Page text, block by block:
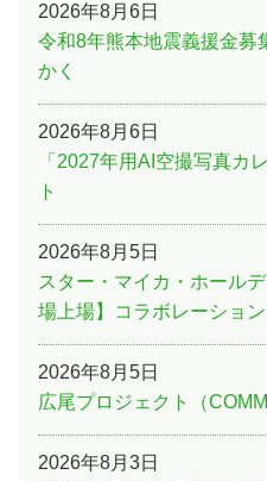
2026年8月6日
令和8年熊本地震義援金募
かく
2026年8月6日
「2027年用AI空撮写真カ
ト
2026年8月5日
スター・マイカ・ホール
場上場】コラボレーショ
2026年8月5日
広尾プロジェクト（
2026年8月3日